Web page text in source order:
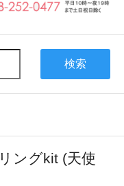
検索
ングkit (天使